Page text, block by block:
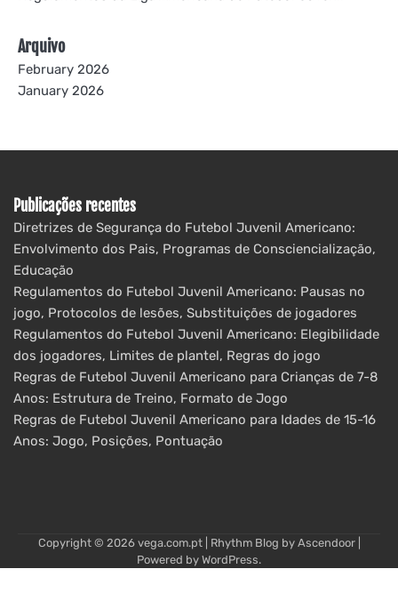
Arquivo
February 2026
January 2026
Publicações recentes
Diretrizes de Segurança do Futebol Juvenil Americano:
Envolvimento dos Pais, Programas de Consciencialização,
Educação
Regulamentos do Futebol Juvenil Americano: Pausas no
jogo, Protocolos de lesões, Substituições de jogadores
Regulamentos do Futebol Juvenil Americano: Elegibilidade
dos jogadores, Limites de plantel, Regras do jogo
Regras de Futebol Juvenil Americano para Crianças de 7-8
Anos: Estrutura de Treino, Formato de Jogo
Regras de Futebol Juvenil Americano para Idades de 15-16
Anos: Jogo, Posições, Pontuação
Copyright © 2026 vega.com.pt| Rhythm Blog by Ascendoor|
Powered by WordPress.